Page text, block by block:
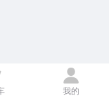
我的
我的